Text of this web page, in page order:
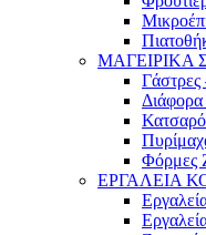
ΜΑΓΕΙΡΙΚΑ
Γάστρες
Φόρμες
ΕΡΓΑΛΕΙΑ